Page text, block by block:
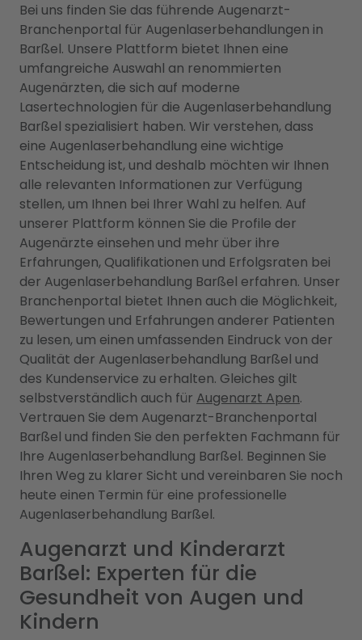
Bei uns finden Sie das führende Augenarzt-
Branchenportal für Augenlaserbehandlungen in
Barßel. Unsere Plattform bietet Ihnen eine
umfangreiche Auswahl an renommierten
Augenärzten, die sich auf moderne
Lasertechnologien für die Augenlaserbehandlung
Barßel spezialisiert haben. Wir verstehen, dass
eine Augenlaserbehandlung eine wichtige
Entscheidung ist, und deshalb möchten wir Ihnen
alle relevanten Informationen zur Verfügung
stellen, um Ihnen bei Ihrer Wahl zu helfen. Auf
unserer Plattform können Sie die Profile der
Augenärzte einsehen und mehr über ihre
Erfahrungen, Qualifikationen und Erfolgsraten bei
der Augenlaserbehandlung Barßel erfahren. Unser
Branchenportal bietet Ihnen auch die Möglichkeit,
Bewertungen und Erfahrungen anderer Patienten
zu lesen, um einen umfassenden Eindruck von der
Qualität der Augenlaserbehandlung Barßel und
des Kundenservice zu erhalten. Gleiches gilt
selbstverständlich auch für Augenarzt Apen.
Vertrauen Sie dem Augenarzt-Branchenportal
Barßel und finden Sie den perfekten Fachmann für
Ihre Augenlaserbehandlung Barßel. Beginnen Sie
Ihren Weg zu klarer Sicht und vereinbaren Sie noch
heute einen Termin für eine professionelle
Augenlaserbehandlung Barßel.
Augenarzt und Kinderarzt
Barßel: Experten für die
Gesundheit von Augen und
Kindern